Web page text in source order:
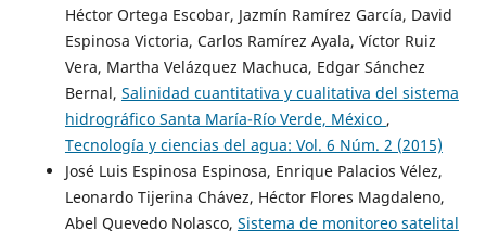
Héctor Ortega Escobar, Jazmín Ramírez García, David
Espinosa Victoria, Carlos Ramírez Ayala, Víctor Ruiz
Vera, Martha Velázquez Machuca, Edgar Sánchez
Bernal, Salinidad cuantitativa y cualitativa del sistema
hidrográfico Santa María-Río Verde, México ,
Tecnología y ciencias del agua: Vol. 6 Núm. 2 (2015)
José Luis Espinosa Espinosa, Enrique Palacios Vélez,
Leonardo Tijerina Chávez, Héctor Flores Magdaleno,
Abel Quevedo Nolasco, Sistema de monitoreo satelital